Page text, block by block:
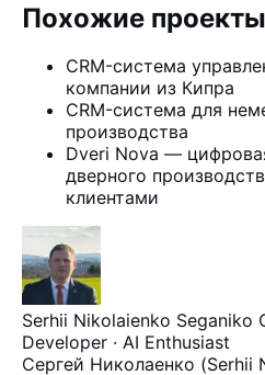
Похожие проекты
CRM-система
компании из Кипра
CRM-система для
производства
Dveri Nova —
дверного
клиентами
Serhii Nikolaienko Seganiko
Developer · AI Enthusiast
Сергей Николаенко